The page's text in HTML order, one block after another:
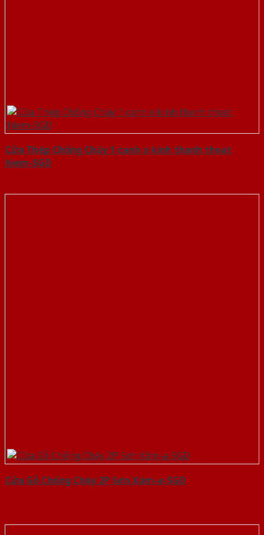
Cửa Thép Chống Cháy 1 canh o kinh thanh thoat
hiem-SGD
Cửa Gỗ Chống Cháy 2P Sơn Xám-a-SGD